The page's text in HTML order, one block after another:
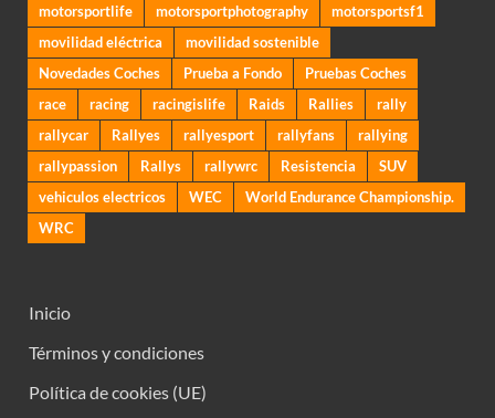
motorsportlife
motorsportphotography
motorsportsf1
movilidad eléctrica
movilidad sostenible
Novedades Coches
Prueba a Fondo
Pruebas Coches
race
racing racingislife Raids Rallies
rally
rallycar
Rallyes rallyesport rallyfans
rallying
rallypassion
Rallys rallywrc Resistencia
SUV
vehiculos electricos
WEC
World Endurance Championship.
WRC
Inicio
Términos y condiciones
Política de cookies (UE)